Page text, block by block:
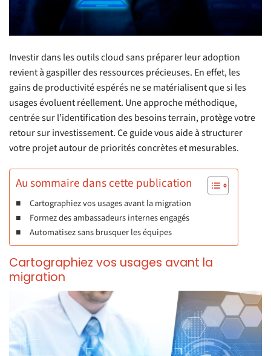
Investir dans les outils cloud sans préparer leur adoption
revient à gaspiller des ressources précieuses. En effet, les
gains de productivité espérés ne se matérialisent que si les
usages évoluent réellement. Une approche méthodique,
centrée sur l’identification des besoins terrain, protège votre
retour sur investissement. Ce guide vous aide à structurer
votre projet autour de priorités concrètes et mesurables.
Au sommaire dans cette publication
Cartographiez vos usages avant la migration
Formez des ambassadeurs internes engagés
Automatisez sans brusquer les équipes
Cartographiez vos usages avant la
migration